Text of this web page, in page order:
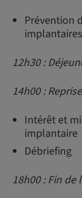
Prévention
implantaires
12h30 :
14h00 :
Intérêt et
implantaire
Débriefing
18h00 : Fin